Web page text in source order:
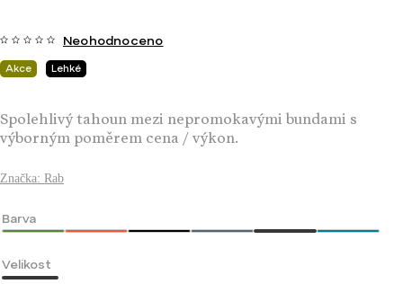
Akce Lehké
Neohodnoceno
Spolehlivý tahoun mezi nepromokavými bundami s
výborným poměrem cena / výkon.
Značka: Rab
Barva
Velikost